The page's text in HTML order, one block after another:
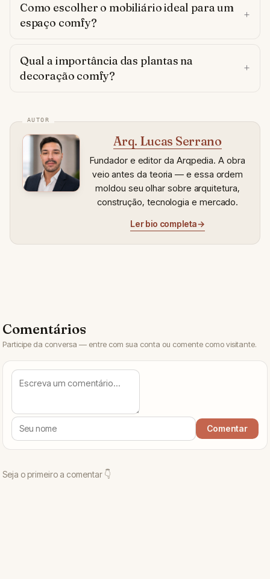
Como escolher o mobiliário ideal para um
espaço comfy?
Qual a importância das plantas na
decoração comfy?
Arq. Lucas Serrano
Fundador e editor da Arqpedia. A obra
veio antes da teoria — e essa ordem
moldou seu olhar sobre arquitetura,
construção, tecnologia e mercado.
Ler bio completa→